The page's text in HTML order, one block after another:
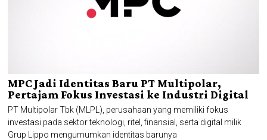
MPC Jadi Identitas Baru PT Multipolar,
Pertajam Fokus Investasi ke Industri Digital
PT Multipolar Tbk (MLPL), perusahaan yang memiliki fokus
investasi pada sektor teknologi, ritel, finansial, serta digital milik
Grup Lippo mengumumkan identitas barunya